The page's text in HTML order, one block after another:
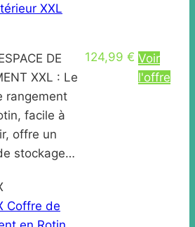
XXL
DE
XXL : Le
rangement
facile à
offre un
stockage…
124,99 € Voir
l'offre
Coffre de